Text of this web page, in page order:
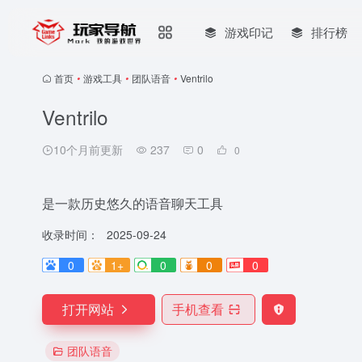
游戏印记 排行榜
首页 • 游戏工具 • 团队语音 • Ventrilo
Ventrilo
10个月前更新 237 0 0
是一款历史悠久的语音聊天工具
收录时间：
2025-09-24
0
1+ 0 0 0
打开网站 手机查看
团队语音